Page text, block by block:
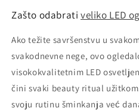
Zašto odabrati veliko LED
Ako težite savršenstvu u
svakodnevne nege, ovo
visokokvalitetnim LED
čini svaki beauty ritual
svoju rutinu šminkanja već